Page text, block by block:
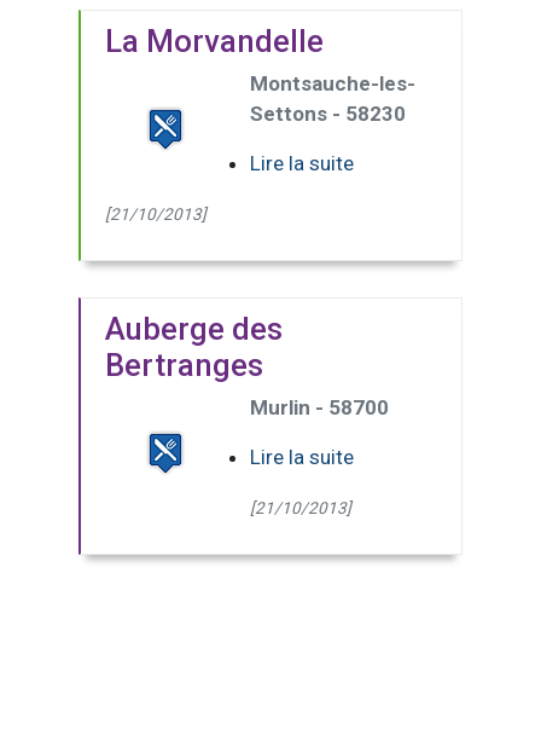
La Morvandelle
Montsauche-les-
Settons - 58230
Lire la suite
[21/10/2013]
Auberge des
Bertranges
Murlin - 58700
Lire la suite
[21/10/2013]